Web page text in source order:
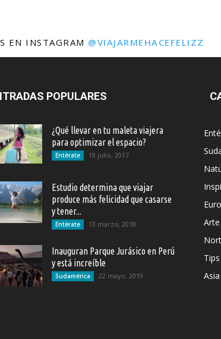
EN INSTAGRAM @VIAJARMEHACEFELIZZ
POPULARES
¿Qué llevar en tu maleta viajera
para optimizar el espacio?
Entérate 19 julio, 2017
Estudio determina que viajar
produce más felicidad que casarse
y tener...
Entérate 13 marzo, 2018
Inauguran Parque Jurásico en Perú
y está increíble
Sudamérica 22 mayo, 2019
Tips
Asia